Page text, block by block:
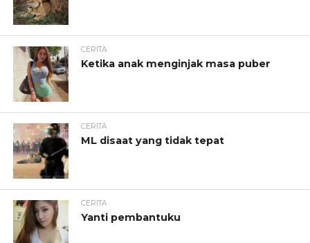
CERITA
Ketika anak menginjak masa puber
CERITA
ML disaat yang tidak tepat
CERITA
Yanti pembantuku